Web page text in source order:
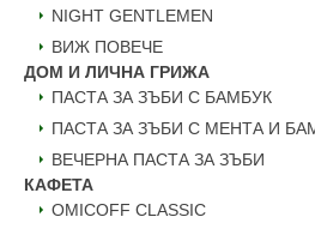
NIGHT GENTLEMEN
ВИЖ ПОВЕЧЕ
ДОМ И ЛИЧНА ГРИЖА
ПАСТА ЗА ЗЪБИ С БАМБУК
ПАСТА ЗА ЗЪБИ С МЕНТА И
ВЕЧЕРНА ПАСТА ЗА ЗЪБИ
КАФЕТА
OMICOFF CLASSIC